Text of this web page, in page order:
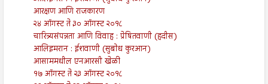
आरक्षण आणि राजकारण
२४ ऑगस्ट ते ३० ऑगस्ट २०१८
चारित्र्यसंपन्नता आणि विवाह : प्रेषितवाणी (हदीस)
आलिइमरान : ईशवाणी (सुबोध कुरआन)
आसाममधील एनआरसी खेळी
१७ ऑगस्ट ते २३ ऑगस्ट २०१८